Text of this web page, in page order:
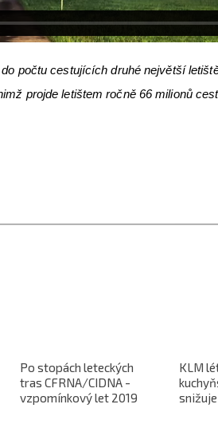
počtu cestujících druhé největší
projde letištem ročně 66 milionů
Po stopách leteckých
tras CFRNA/CIDNA -
vzpomínkový let 2019
KLM